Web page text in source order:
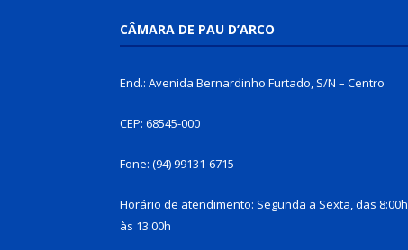
CÂMARA DE PAU D’ARCO
End.: Avenida Bernardinho Furtado, S/N – Centro
CEP: 68545-000
Fone: (94) 99131-6715
Horário de atendimento: Segunda a Sexta, das 8:00h
às 13:00h